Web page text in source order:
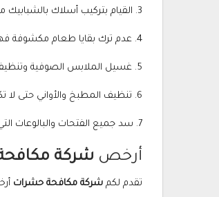
3. القيام بتركيب أسلاك بالشبابيك منعاً لدخول الفئران والناموس.
4. عدم ترك بقايا طعام مكشوفة فهي من أهم العوامل التي تؤدي لظهور الحشرات.
5. غسيل الملابس الصوفية وتنظيفها من حين لأخر حتى لا يوجد بها حشرات.
6. تنظيف المطبخ والأواني حتى لا تكون عرضة للحشرات.
7. سد جميع الفتحات والبالوعات التي تسبب دخول الحشرات للمكان وتؤدي لانتشارها.
أرخص شركة
تقدم لكم شركة مكافحة حشرات